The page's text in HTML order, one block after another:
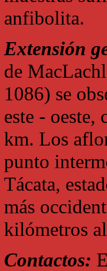
anfibolita.
Extensión
de
1086) se
este - oeste,
km. Los
punto
Tácata,
más
kilómetros
Contactos: